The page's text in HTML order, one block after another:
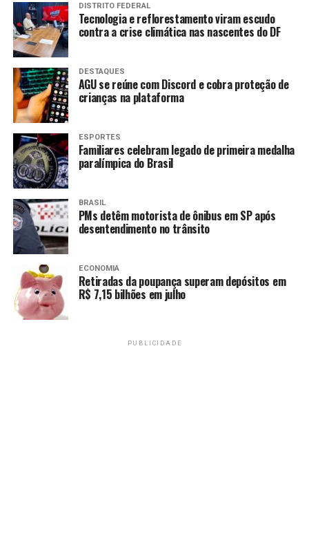
Amarildo Mota
DISTRITO FEDERAL
Tecnologia e reflorestamento viram escudo
contra a crise climática nas nascentes do DF
DESTAQUES
AGU se reúne com Discord e cobra proteção de
crianças na plataforma
ESPORTES
Familiares celebram legado de primeira medalha
paralímpica do Brasil
BRASIL
PMs detêm motorista de ônibus em SP após
desentendimento no trânsito
ECONOMIA
Retiradas da poupança superam depósitos em
R$ 7,15 bilhões em julho
PUBLICIDADE